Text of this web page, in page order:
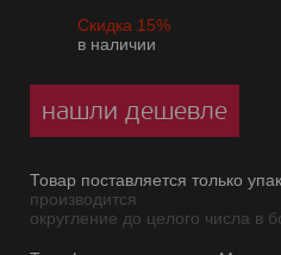
Скидка 15%
в наличии
нашли дешевле
Товар поставляется только
производится
округление до целого числа в